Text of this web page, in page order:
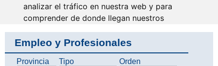
analizar el tráfico en nuestra web y para
comprender de donde llegan nuestros
visitantes.
Aceptar
Empleo y Profesionales
Provincia Tipo Orden